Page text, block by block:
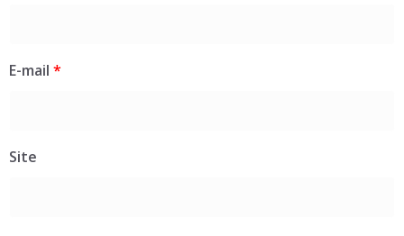
E-mail *
Site